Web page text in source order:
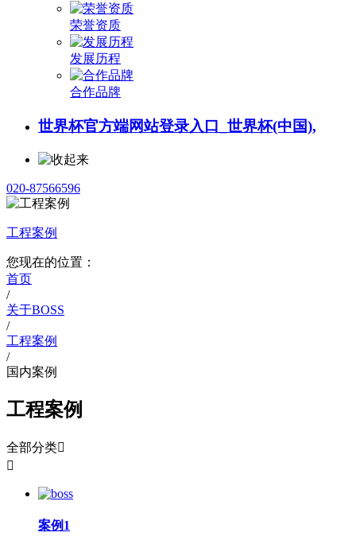
荣誉资质
发展历程
合作品牌
世界杯官方端网站登录入口_世界杯(中国),
020-87566596
工程案例
您现在的位置：
首页
/
关于BOSS
/
工程案例
/
国内案例
工程案例
全部分类

案例1